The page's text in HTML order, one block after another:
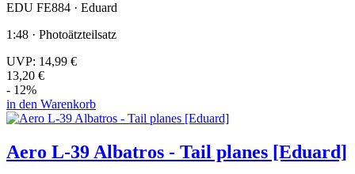
EDU FE884 · Eduard
1:48 · Photoätzteilsatz
UVP: 14,99 €
13,20 €
- 12%
in den Warenkorb
Aero L-39 Albatros - Tail planes [Eduard]